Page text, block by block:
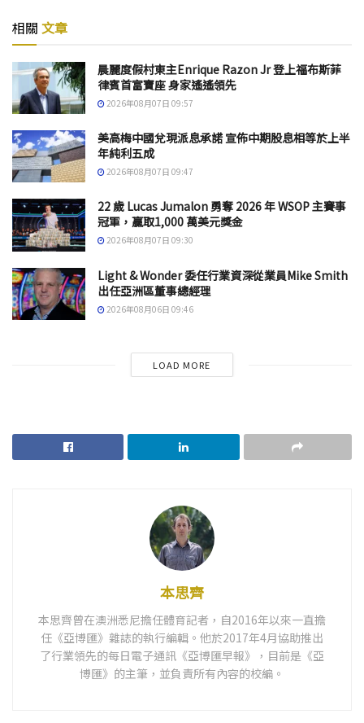
相關 文章
晨麗度假村東主Enrique Razon Jr 登上福布斯菲
律賓首富寶座 身家遙遙領先
2026年08月07日 09:57
美高梅中國兌現派息承諾 宣佈中期股息相等於上半
年純利五成
2026年08月07日 09:47
22 歲 Lucas Jumalon 勇奪 2026 年 WSOP 主賽事
冠軍，贏取1,000 萬美元獎金
2026年08月07日 09:30
Light & Wonder 委任行業資深從業員Mike Smith
出任亞洲區董事總經理
2026年08月06日 09:46
LOAD MORE
本思齊
本思齊曾在澳洲悉尼擔任體育記者，自2016年以來一直擔
任《亞博匯》雜誌的執行編輯。他於2017年4月協助推出
了行業領先的每日電子通訊《亞博匯早報》，目前是《亞
博匯》的主筆，並負責所有內容的校編。